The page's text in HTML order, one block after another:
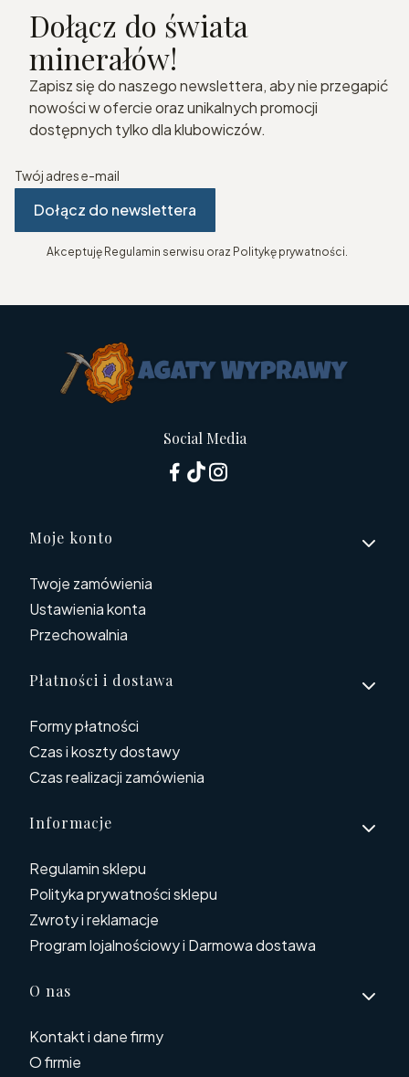
Dołącz do świata
minerałów!
Zapisz się do naszego newslettera, aby nie przegapić
nowości w ofercie oraz unikalnych promocji
dostępnych tylko dla klubowiczów.
Twój adres e-mail
Dołącz do newslettera
Akceptuję Regulamin serwisu oraz Politykę prywatności.
Social Media
Linki w stopce
Moje konto
Twoje zamówienia
Ustawienia konta
Przechowalnia
Płatności i dostawa
Formy płatności
Czas i koszty dostawy
Czas realizacji zamówienia
Informacje
Regulamin sklepu
Polityka prywatności sklepu
Zwroty i reklamacje
Program lojalnościowy i Darmowa dostawa
O nas
Kontakt i dane firmy
O firmie